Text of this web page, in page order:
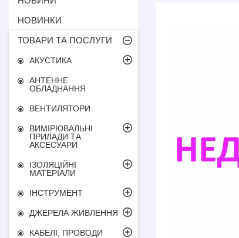
НОВИНКИ
ТОВАРИ ТА ПОСЛУГИ
АКУСТИКА
АНТЕННЕ
ОБЛАДНАННЯ
ВЕНТИЛЯТОРИ
ВИМІРЮВАЛЬНІ
ПРИЛАДИ ТА
АКСЕСУАРИ
ІЗОЛЯЦІЙНІ
МАТЕРІАЛИ
ІНСТРУМЕНТ
ДЖЕРЕЛА ЖИВЛЕННЯ
КАБЕЛІ, ПРОВОДИ